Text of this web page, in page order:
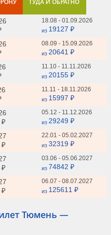
ТУДА И ОБРАТНО
18.08 - 01.09.2026
из 19127 ₽
08.09 - 15.09.2026
из 20641 ₽
11.10 - 11.11.2026
из 20155 ₽
11.11 - 18.11.2026
из 15997 ₽
₽
05.12 - 11.12.2026
из 29249 ₽
₽
22.01 - 05.02.2027
из 32319 ₽
₽
03.06 - 05.06.2027
из 74842 ₽
₽
06.07 - 08.07.2027
из 125611 ₽
Тюмень —